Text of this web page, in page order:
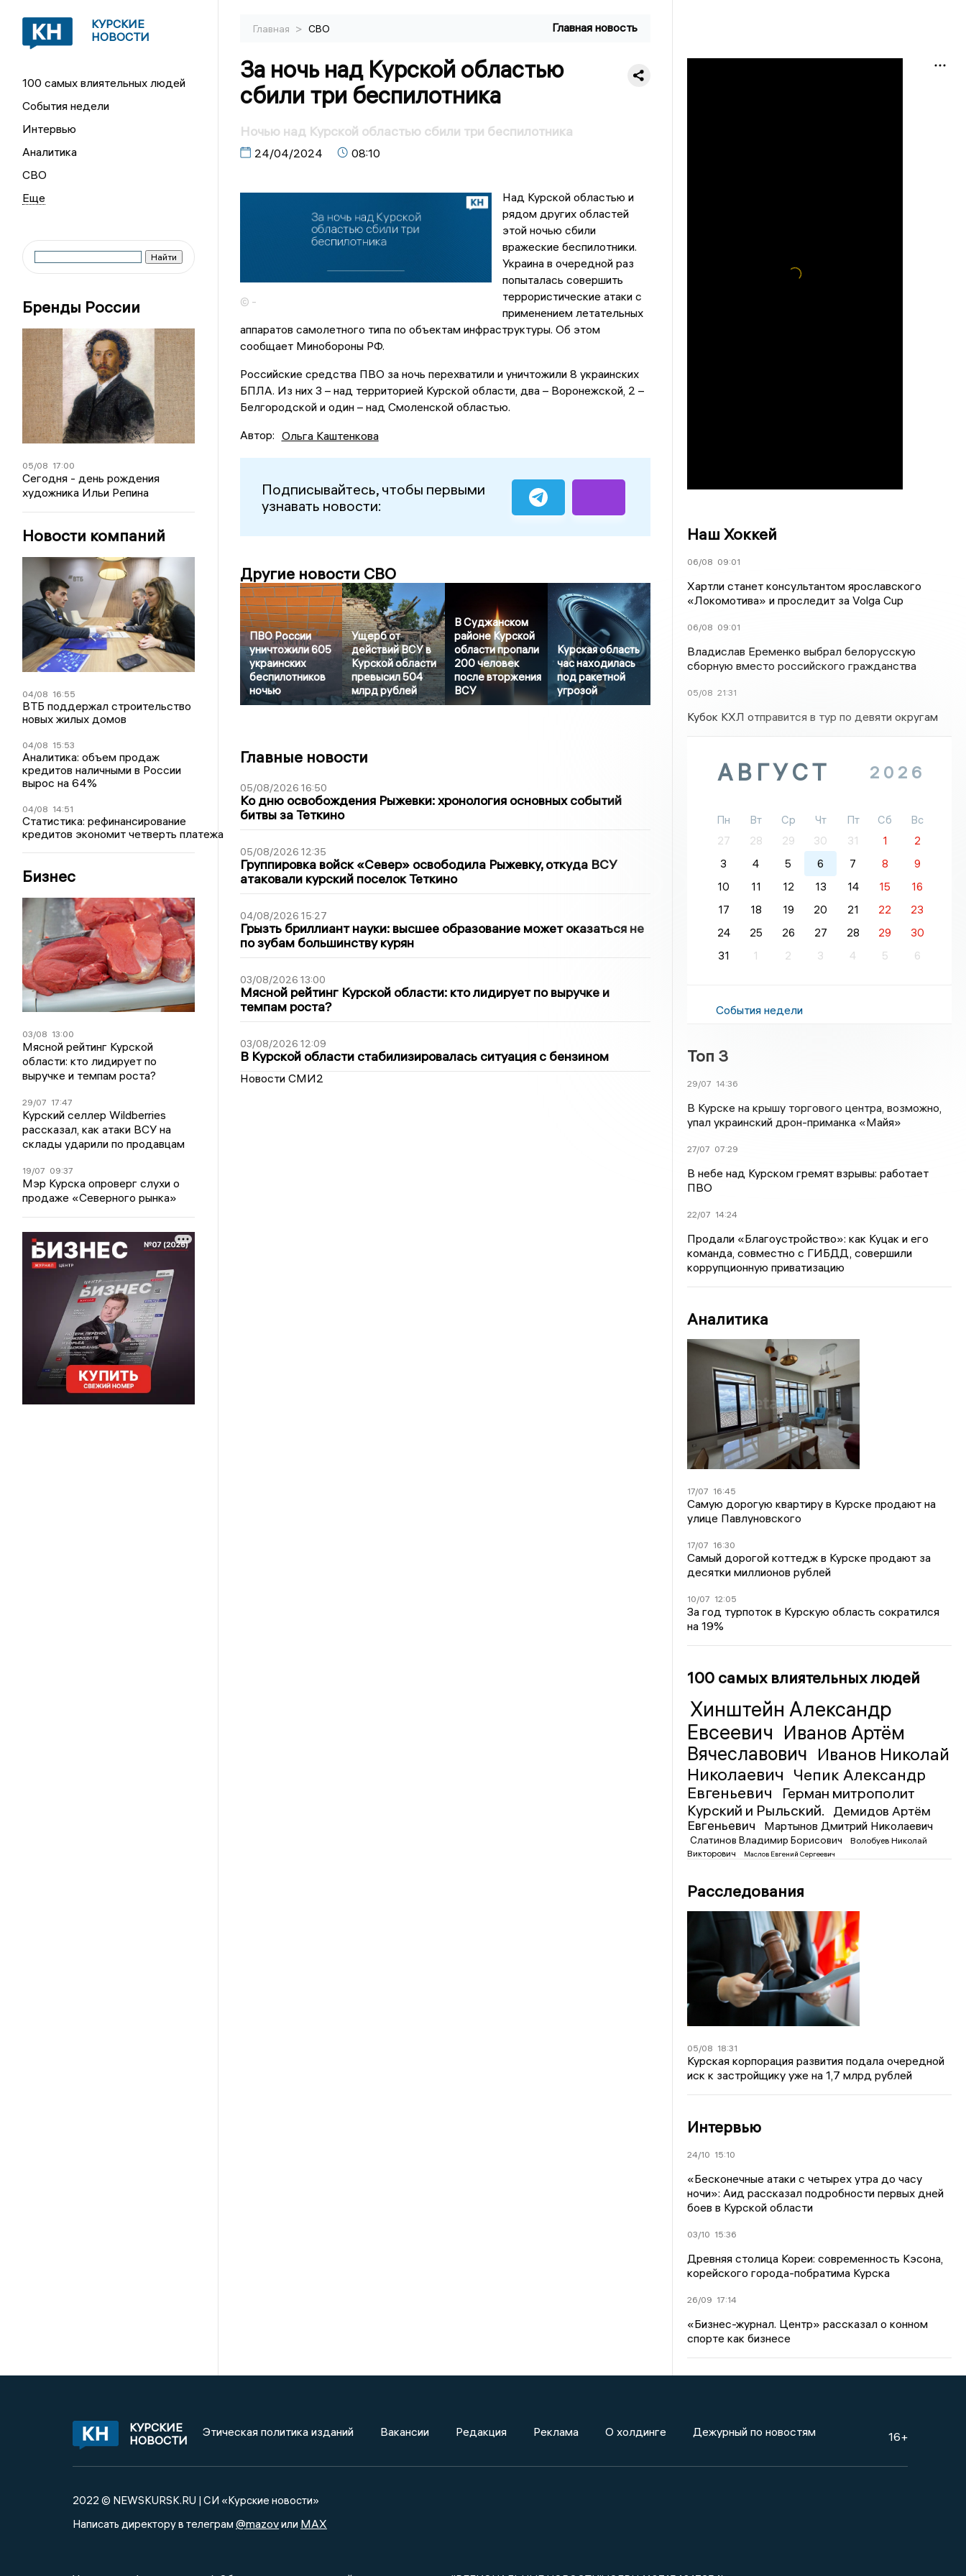
КУРСКИЕ
НОВОСТИ
100 самых влиятельных людей
События недели
Интервью
Аналитика
СВО
Бренды России
05/08 17:00
Сегодня - день рождения
художника Ильи Репина
Новости компаний
04/08 16:55
ВТБ поддержал строительство
новых жилых домов
04/08 15:53
Аналитика: объем продаж
кредитов наличными в России
вырос на 64%
04/08 14:51
Статистика: рефинансирование
кредитов экономит четверть платежа
Бизнес
03/08 13:00
Мясной рейтинг Курской
области: кто лидирует по
выручке и темпам роста?
29/07 17:47
Курский селлер Wildberries
рассказал, как атаки ВСУ на
склады ударили по продавцам
19/07 09:37
Мэр Курска опроверг слухи о
продаже «Северного рынка»
Главная > СВО Главная новость
За ночь над Курской областью
сбили три беспилотника
Ночью над Курской областью сбили три беспилотника
24/04/2024 08:10
© -
Над Курской областью и
рядом других областей
этой ночью сбили
вражеские беспилотники.
Украина в очередной раз
попыталась совершить
террористические атаки с
применением летательных
аппаратов самолетного типа по объектам инфраструктуры. Об этом
сообщает Минобороны РФ.
Российские средства ПВО за ночь перехватили и уничтожили 8 украинских
БПЛА. Из них 3 – над территорией Курской области, два – Воронежской, 2 –
Белгородской и один – над Смоленской областью.
Автор: Ольга Каштенкова
Подписывайтесь, чтобы первыми
узнавать новости:
Другие новости СВО
ПВО России
уничтожили 605
украинских
беспилотников
ночью
Ущерб от
действий ВСУ в
Курской области
превысил 504
млрд рублей
В Суджанском
районе Курской
области пропали
200 человек
после вторжения
ВСУ
Курская область
час находилась
под ракетной
угрозой
Главные новости
05/08/2026 16:50
Ко дню освобождения Рыжевки: хронология основных событий
битвы за Теткино
05/08/2026 12:35
Группировка войск «Север» освободила Рыжевку, откуда ВСУ
атаковали курский поселок Теткино
04/08/2026 15:27
Грызть бриллиант науки: высшее образование может оказаться не
по зубам большинству курян
03/08/2026 13:00
Мясной рейтинг Курской области: кто лидирует по выручке и
темпам роста?
03/08/2026 12:09
В Курской области стабилизировалась ситуация с бензином
Новости СМИ2
Наш Хоккей
06/08 09:01
Хартли станет консультантом ярославского
«Локомотива» и проследит за Volga Cup
06/08 09:01
Владислав Еременко выбрал белорусскую
сборную вместо российского гражданства
05/08 21:31
Кубок КХЛ отправится в тур по девяти округам
АВГУСТ 2026
Пн Вт Ср Чт Пт Сб
Вс
27
28 29 30 31 1
2
3
4 5 6 7 8
9
10
11 12 13 14 15
16
17
18 19 20 21 22
23
24
25 26 27 28 29
30
31
1 2 3 4 5 6
События недели
Топ 3
29/07 14:36
В Курске на крышу торгового центра, возможно,
упал украинский дрон-приманка «Майя»
27/07 07:29
В небе над Курском гремят взрывы: работает
ПВО
22/07 14:24
Продали «Благоустройство»: как Куцак и его
команда, совместно с ГИБДД, совершили
коррупционную приватизацию
Аналитика
17/07 16:45
Самую дорогую квартиру в Курске продают на
улице Павлуновского
17/07 16:30
Самый дорогой коттедж в Курске продают за
десятки миллионов рублей
10/07 12:05
За год турпоток в Курскую область сократился
на 19%
100 самых влиятельных людей
Хинштейн Александр
Евсеевич Иванов Артём
Вячеславович Иванов Николай
Николаевич Чепик Александр
Евгеньевич
Герман митрополит
Курский и Рыльский.
Демидов Артём
Евгеньевич
Мартынов Дмитрий Николаевич
Слатинов Владимир Борисович
Волобуев Николай
Викторович
Маслов Евгений Сергеевич
Расследования
05/08 18:31
Курская корпорация развития подала очередной
иск к застройщику уже на 1,7 млрд рублей
Интервью
24/10 15:10
«Бесконечные атаки с четырех утра до часу
ночи»: Аид рассказал подробности первых дней
боев в Курской области
03/10 15:36
Древняя столица Кореи: современность Кэсона,
корейского города-побратима Курска
26/09 17:14
«Бизнес-журнал. Центр» рассказал о конном
спорте как бизнесе
КУРСКИЕ
НОВОСТИ
Этическая политика изданий Вакансии Редакция Реклама О холдинге Дежурный по новостям 16+
2022 © NEWSKURSK.RU | СИ «Курские новости»
Написать директору в телеграм @mazovили MAX